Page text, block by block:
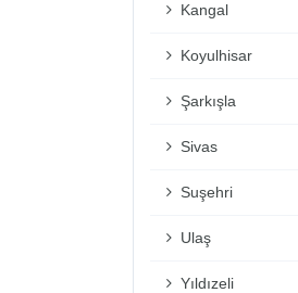
Kangal
Koyulhisar
Şarkışla
Sivas
Suşehri
Ulaş
Yıldızeli